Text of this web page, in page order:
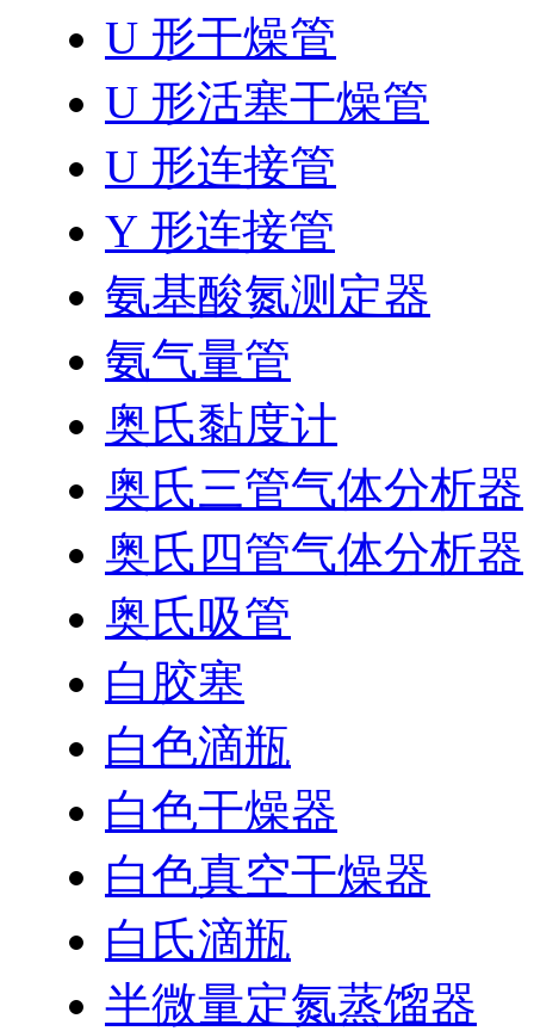
U 形干燥管
U 形活塞干燥管
U 形连接管
Y 形连接管
氨基酸氮测定器
氨气量管
奥氏黏度计
奥氏三管气体分析器
奥氏四管气体分析器
奥氏吸管
白胶塞
白色滴瓶
白色干燥器
白色真空干燥器
白氏滴瓶
半微量定氮蒸馏器